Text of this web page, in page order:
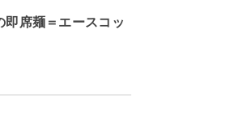
即席麺＝エースコッ